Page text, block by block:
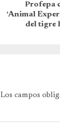
Profepa
‘Animal
del tigre
Los campos